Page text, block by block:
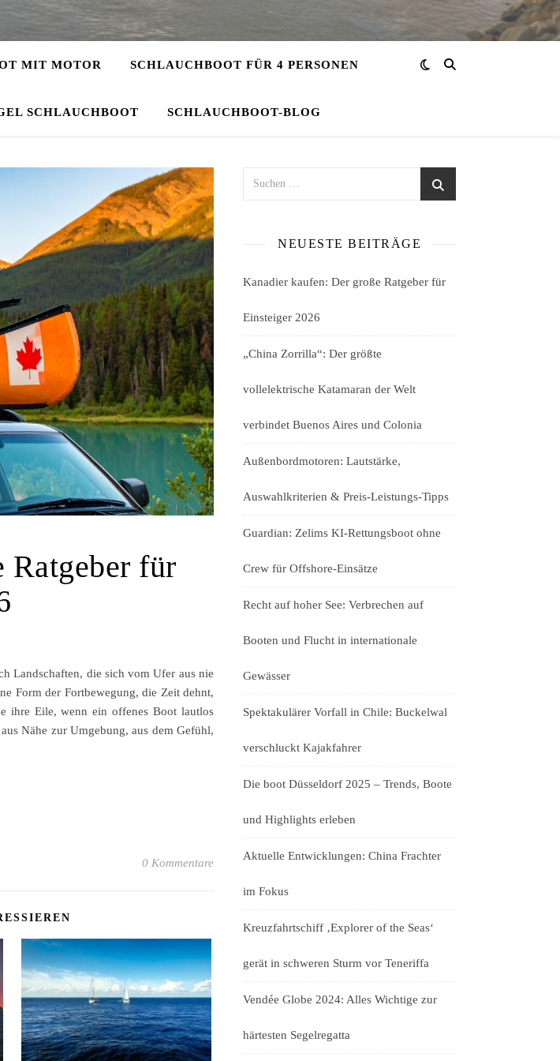
MIT MOTOR SCHLAUCHBOOT FÜR 4 PERSONEN
SCHLAUCHBOOT SCHLAUCHBOOT-BLOG
Ratgeber für
Landschaften, die sich vom Ufer aus nie
Form der Fortbewegung, die Zeit dehnt,
ihre Eile, wenn ein offenes Boot lautlos
Nähe zur Umgebung, aus dem Gefühl,
0 Kommentare
NEUESTE BEITRÄGE
Kanadier kaufen: Der große Ratgeber für
Einsteiger 2026
„China Zorrilla“: Der größte
vollelektrische Katamaran der Welt
verbindet Buenos Aires und Colonia
Außenbordmotoren: Lautstärke,
Auswahlkriterien & Preis-Leistungs-Tipps
Guardian: Zelims KI-Rettungsboot ohne
Crew für Offshore-Einsätze
Recht auf hoher See: Verbrechen auf
Booten und Flucht in internationale
Gewässer
Spektakulärer Vorfall in Chile: Buckelwal
verschluckt Kajakfahrer
Die boot Düsseldorf 2025 – Trends, Boote
und Highlights erleben
Aktuelle Entwicklungen: China Frachter
im Fokus
Kreuzfahrtschiff ‚Explorer of the Seas‘
gerät in schweren Sturm vor Teneriffa
Vendée Globe 2024: Alles Wichtige zur
härtesten Segelregatta